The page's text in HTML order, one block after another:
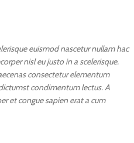
euismod nascetur nullam hac
nisl eu justo in a scelerisque.
consectetur elementum
condimentum lectus. A
et congue sapien erat a cum